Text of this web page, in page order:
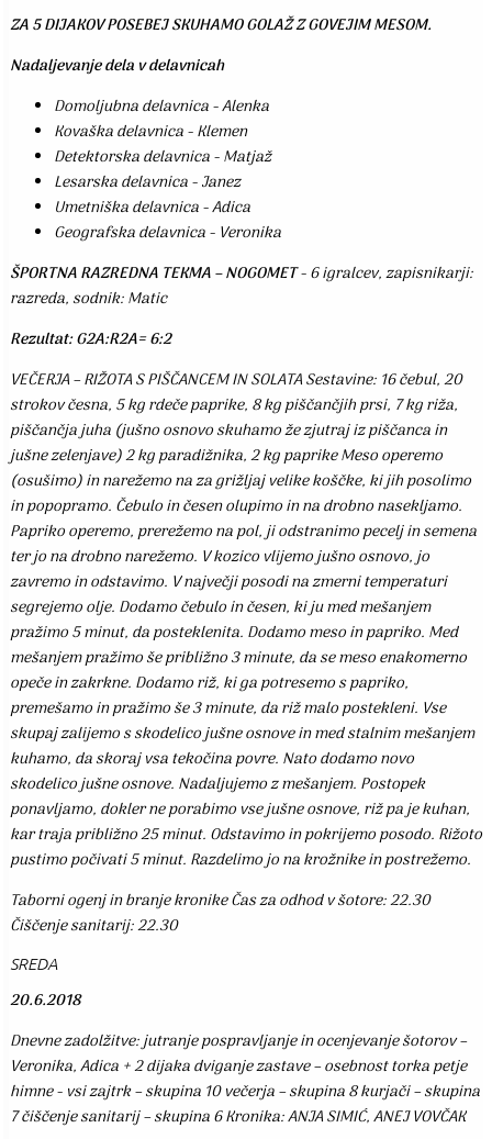
ZA 5 DIJAKOV POSEBEJ SKUHAMO GOLAŽ Z GOVEJIM MESOM.
Nadaljevanje dela v delavnicah
Domoljubna delavnica - Alenka
Kovaška delavnica - Klemen
Detektorska delavnica - Matjaž
Lesarska delavnica - Janez
Umetniška delavnica - Adica
Geografska delavnica - Veronika
ŠPORTNA RAZREDNA TEKMA – NOGOMET- 6 igralcev, zapisnikarji:
razreda, sodnik: Matic
Rezultat: G2A:R2A= 6:2
VEČERJA – RIŽOTA S PIŠČANCEM IN SOLATA Sestavine: 16 čebul, 20
strokov česna, 5 kg rdeče paprike, 8 kg piščančjih prsi, 7 kg riža,
piščančja juha (jušno osnovo skuhamo že zjutraj iz piščanca in
jušne zelenjave) 2 kg paradižnika, 2 kg paprike Meso operemo
(osušimo) in narežemo na za grižljaj velike koščke, ki jih posolimo
in popopramo. Čebulo in česen olupimo in na drobno nasekljamo.
Papriko operemo, prerežemo na pol, ji odstranimo pecelj in semena
ter jo na drobno narežemo. V kozico vlijemo jušno osnovo, jo
zavremo in odstavimo. V največji posodi na zmerni temperaturi
segrejemo olje. Dodamo čebulo in česen, ki ju med mešanjem
pražimo 5 minut, da posteklenita. Dodamo meso in papriko. Med
mešanjem pražimo še približno 3 minute, da se meso enakomerno
opeče in zakrkne. Dodamo riž, ki ga potresemo s papriko,
premešamo in pražimo še 3 minute, da riž malo postekleni. Vse
skupaj zalijemo s skodelico jušne osnove in med stalnim mešanjem
kuhamo, da skoraj vsa tekočina povre. Nato dodamo novo
skodelico jušne osnove. Nadaljujemo z mešanjem. Postopek
ponavljamo, dokler ne porabimo vse jušne osnove, riž pa je kuhan,
kar traja približno 25 minut. Odstavimo in pokrijemo posodo. Rižoto
pustimo počivati 5 minut. Razdelimo jo na krožnike in postrežemo.
Taborni ogenj in branje kronike Čas za odhod v šotore: 22.30
Čiščenje sanitarij: 22.30
SREDA
20.6.2018
Dnevne zadolžitve: jutranje pospravljanje in ocenjevanje šotorov –
Veronika, Adica + 2 dijaka dviganje zastave – osebnost torka petje
himne - vsi zajtrk – skupina 10 večerja – skupina 8 kurjači – skupina
7 čiščenje sanitarij – skupina 6 Kronika: ANJA SIMIĆ, ANEJ VOVČAK